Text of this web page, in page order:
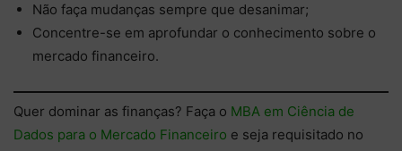
Não faça mudanças sempre que desanimar;
Concentre-se em aprofundar o conhecimento sobre o
mercado financeiro.
Quer dominar as finanças? Faça o MBA em Ciência de
Dados para o Mercado Financeiro e seja requisitado no